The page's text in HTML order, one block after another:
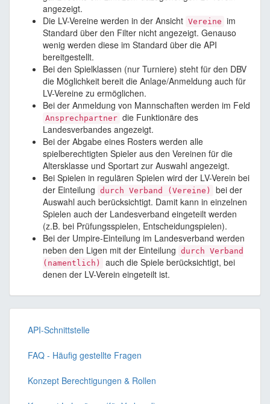
angezeigt.
Die LV-Vereine werden in der Ansicht Vereine im
Standard über den Filter nicht angezeigt. Genauso
wenig werden diese im Standard über die API
bereitgestellt.
Bei den Spielklassen (nur Turniere) steht für den DBV
die Möglichkeit bereit die Anlage/Anmeldung auch für
LV-Vereine zu ermöglichen.
Bei der Anmeldung von Mannschaften werden im Feld
Ansprechpartner die Funktionäre des
Landesverbandes angezeigt.
Bei der Abgabe eines Rosters werden alle
spielberechtigten Spieler aus den Vereinen für die
Altersklasse und Sportart zur Auswahl angezeigt.
Bei Spielen in regulären Spielen wird der LV-Verein bei
der Einteilung durch Verband (Vereine)
bei der
Auswahl auch berücksichtigt. Damit kann in einzelnen
Spielen auch der Landesverband eingeteilt werden
(z.B. bei Prüfungsspielen, Entscheidungspielen).
Bei der Umpire-Einteilung im Landesverband werden
neben den Ligen mit der Einteilung durch Verband
(namentlich)
auch die Spiele berücksichtigt, bei
denen der LV-Verein eingeteilt ist.
API-Schnittstelle
FAQ - Häufig gestellte Fragen
Konzept Berechtigungen & Rollen